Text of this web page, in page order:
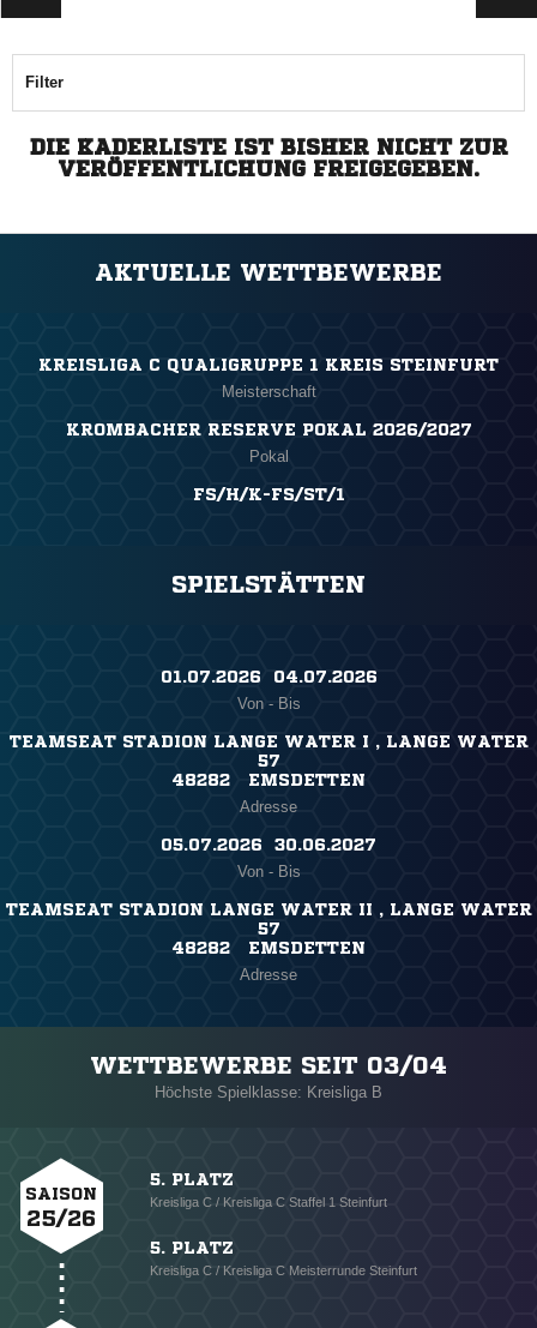
Filter
DIE KADERLISTE IST BISHER NICHT ZUR
VERÖFFENTLICHUNG FREIGEGEBEN.
AKTUELLE WETTBEWERBE
KREISLIGA C QUALIGRUPPE 1 KREIS STEINFURT
Meisterschaft
KROMBACHER RESERVE POKAL 2026/2027
Pokal
FS/H/K-FS/ST/1
SPIELSTÄTTEN
01.07.2026 ​ 04.07.2026
Von - Bis
TEAMSEAT STADION LANGE WATER I , LANGE WATER
57
48282 EMSDETTEN
Adresse
05.07.2026 ​ 30.06.2027
Von - Bis
TEAMSEAT STADION LANGE WATER II , LANGE WATER
57
48282 EMSDETTEN
Adresse
WETTBEWERBE SEIT 03/04
Höchste Spielklasse: Kreisliga B
SAISON
25/26
5. PLATZ
Kreisliga C / Kreisliga C Staffel 1 Steinfurt
5. PLATZ
Kreisliga C / Kreisliga C Meisterrunde Steinfurt